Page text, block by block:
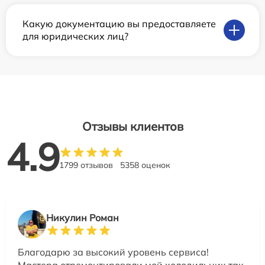
Какую документацию вы предоставляете
для юридических лиц?
Отзывы клиентов
4.91799 отзывов 5358 оценок
Никулин Роман
Благодарю за высокий уровень сервиса!